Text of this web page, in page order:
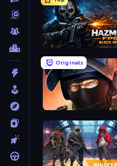
Hazmob FPS: Online
Originals
Bullet Force